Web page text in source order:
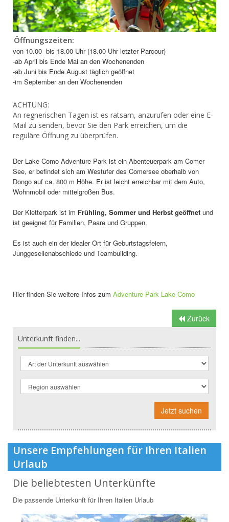
Öffnungszeiten:
von 10.00 bis 18.00 Uhr (18.00 Uhr letzter Parcour)
-ab April bis Ende Mai an den Wochenenden
-ab Juni bis Ende August täglich geöffnet
-im September an den Wochenenden
ACHTUNG:
An regnerischen Tagen ist es ratsam, anzurufen oder eine E-
Mail zu senden, bevor Sie den Park erreichen, um die
reguläre Öffnung zu überprüfen.
Der Lake Como Adventure Park ist ein Abenteuerpark am Comer
See, er befindet sich am Westufer des Comersee oberhalb von
Dongo auf ca. 800 m Höhe. Er ist leicht erreichbar mit dem Auto,
Wohnmobil oder mittelgroßen Bus.
Der Kletterpark ist im Frühling, Sommer und Herbst geöffnet und
ist geeignet für Familien, Paare und Gruppen.
Es ist auch ein der idealer Ort für Geburtstagsfeiern,
Junggesellenabschiede und Teambuilding.
Hier finden Sie weitere Infos zum Adventure Park Lake Como
Zurück
Unterkunft finden...
Jetzt suchen
Unsere Empfehlungen für Ihren Italien
Urlaub
Die beliebtesten Unterkünfte
Die passende Unterkünft für Ihren Italien Urlaub